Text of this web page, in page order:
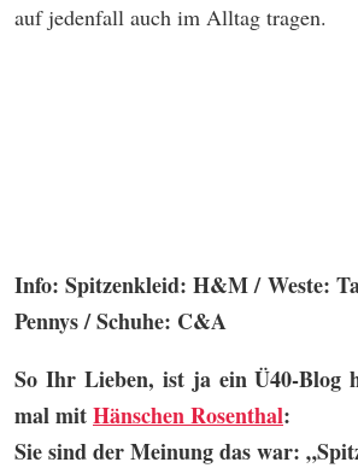
auf jedenfall auch im Alltag tragen.
Info: Spitzenkleid: H&M / Weste:
Pennys / Schuhe: C&A
So Ihr Lieben, ist ja ein Ü40-Blog
mal mitHänschen Rosenthal:
Sie sind der Meinung das war: